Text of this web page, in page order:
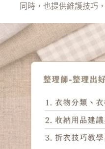
同時，也提供維護技巧